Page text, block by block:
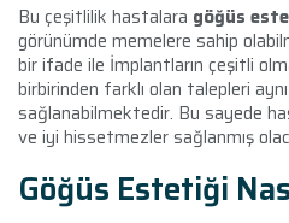
Bu çeşitlilik hastalara göğüs
görünümde memelere sahip
bir ifade ile İmplantların çeşitli
birbirinden farklı olan talepleri
sağlanabilmektedir. Bu sayede
ve iyi hissetmezler sağlanmış
Göğüs Estetiği